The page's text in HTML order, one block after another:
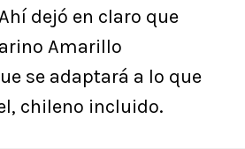
dejó en claro que
Amarillo
se adaptará a lo que
chileno incluido.